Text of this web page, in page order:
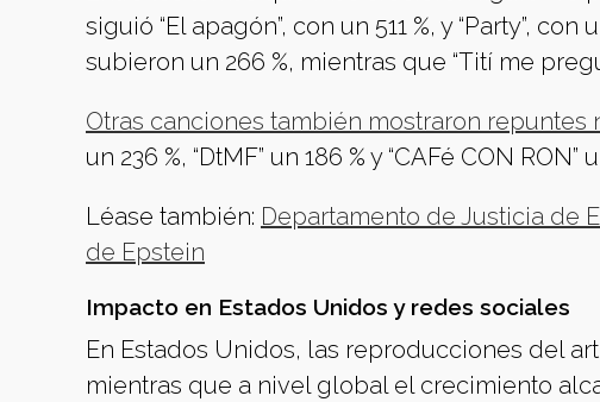
siguió “El apagón”, con un 511 %, y “Party”, con
subieron un 266 %, mientras que “Tití me
Otras canciones también mostraron repuntes
un 236 %, “DtMF” un 186 % y “CAFé CON RON”
Léase también: Departamento de Justicia de
de Epstein
Impacto en Estados Unidos y redes sociales
En Estados Unidos, las reproducciones del
mientras que a nivel global el crecimiento